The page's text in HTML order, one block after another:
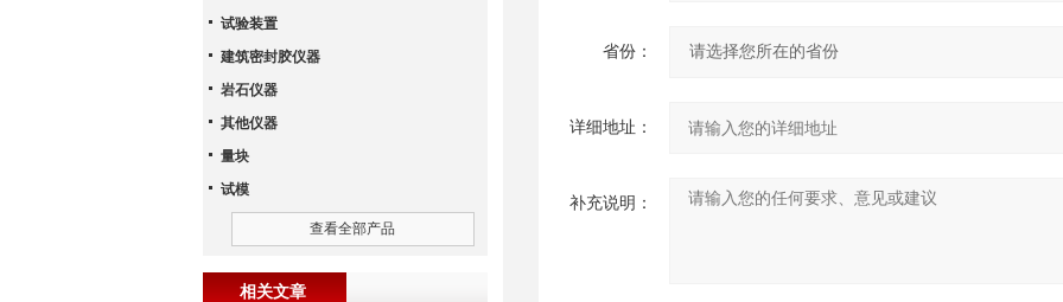
省份：
详细地址：
补充说明：
试验装置
建筑密封胶仪器
岩石仪器
其他仪器
量块
试模
查看全部产品
相关文章